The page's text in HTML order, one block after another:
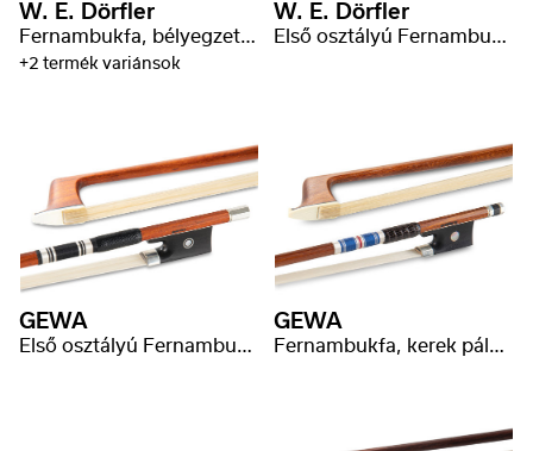
W. E. Dörfler
Fernambukfa, bélyegzett ezüst
+2 termék variánsok
W. E. Dörfler
Első osztályú Fernambukfa, kerek pálca
GEWA
Első osztályú Fernambukfa, kerek pálca
GEWA
Fernambukfa, kerek pálca, C. Malot* bélyegző